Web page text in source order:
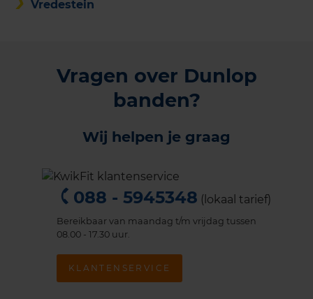
Vredestein
Vragen over Dunlop
banden?
Wij helpen je graag
088 - 5945348 (lokaal tarief)
Bereikbaar van maandag t/m vrijdag tussen
08.00 - 17.30 uur.
KLANTENSERVICE